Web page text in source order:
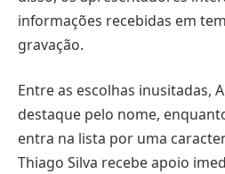
informações recebidas em
gravação.
Entre as escolhas inusitadas,
destaque pelo nome,
entra na lista por uma
Thiago Silva recebe apoio